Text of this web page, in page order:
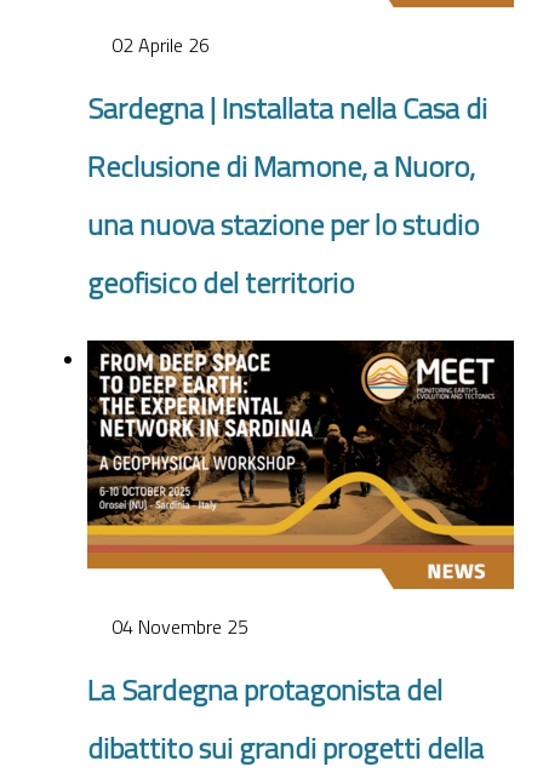
02 Aprile 26
Sardegna | Installata nella Casa di
Reclusione di Mamone, a Nuoro,
una nuova stazione per lo studio
geofisico del territorio
04 Novembre 25
La Sardegna protagonista del
dibattito sui grandi progetti della